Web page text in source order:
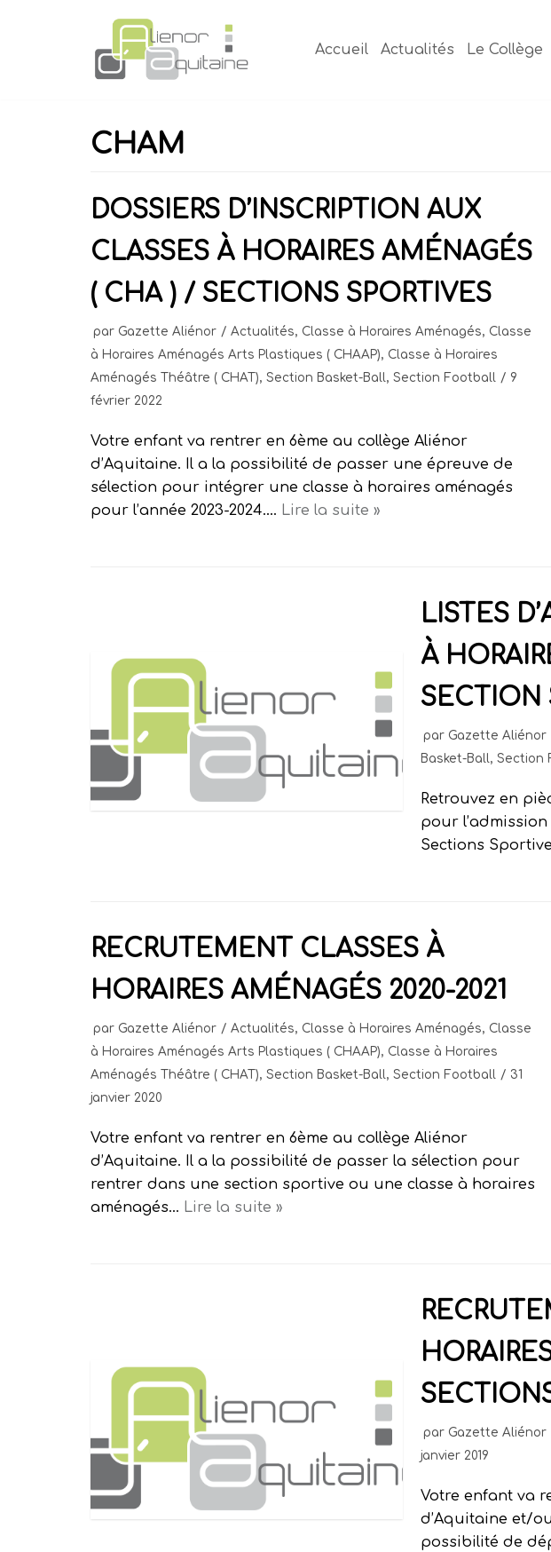
Accueil Actualités Le Collège
CHAM
DOSSIERS D’INSCRIPTION AUX
CLASSES À HORAIRES AMÉNAGÉS
( CHA ) / SECTIONS SPORTIVES
par Gazette Aliénor Actualités, Classe à Horaires Aménagés, Classe
à Horaires Aménagés Arts Plastiques ( CHAAP), Classe à Horaires
Aménagés Théâtre ( CHAT), Section Basket-Ball, Section Football
9
février 2022
Votre enfant va rentrer en 6ème au collège Aliénor
d’Aquitaine. Il a la possibilité de passer une épreuve de
sélection pour intégrer une classe à horaires aménagés
pour l’année 2023-2024.… Lire la suite »
LISTES
À
SECTION
par Gazette Aliénor
Basket-Ball,Section
Retrouvez en
pour
Sections
RECRUTEMENT CLASSES À
HORAIRES AMÉNAGÉS 2020-2021
par Gazette Aliénor Actualités, Classe à Horaires Aménagés, Classe
à Horaires Aménagés Arts Plastiques ( CHAAP), Classe à Horaires
Aménagés Théâtre ( CHAT), Section Basket-Ball, Section Football
31
janvier 2020
Votre enfant va rentrer en 6ème au collège Aliénor
d’Aquitaine. Il a la possibilité de passer la sélection pour
rentrer dans une section sportive ou une classe à horaires
aménagés… Lire la suite »
par Gazette Aliénor
janvier 2019
Votre enfant va
d’Aquitaine et/
possibilité de